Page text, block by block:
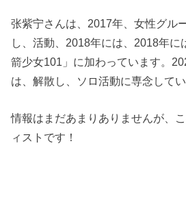
张紫宁さんは、2017年、女性グル
し、活動、2018年には、2018年に
箭少女101」に加わっています。
は、解散し、ソロ活動に専念してい
情報はまだあまりありませんが、
ィストです！